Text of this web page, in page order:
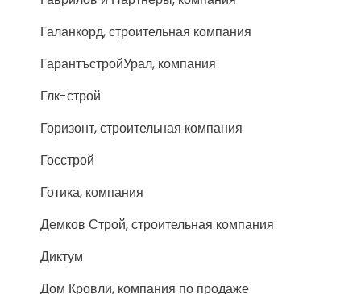
Галанкорд, строительная компания
ГарантъстройУрал, компания
Глк-строй
Горизонт, строительная компания
Госстрой
Готика, компания
Демков Строй, строительная компания
Диктум
Дом Кровли, компания по продаже